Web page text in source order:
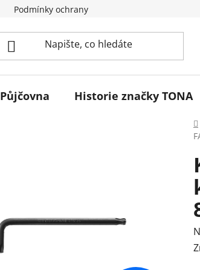
Podmínky ochrany osobních údajů
Půjčovna Historie značky TONA